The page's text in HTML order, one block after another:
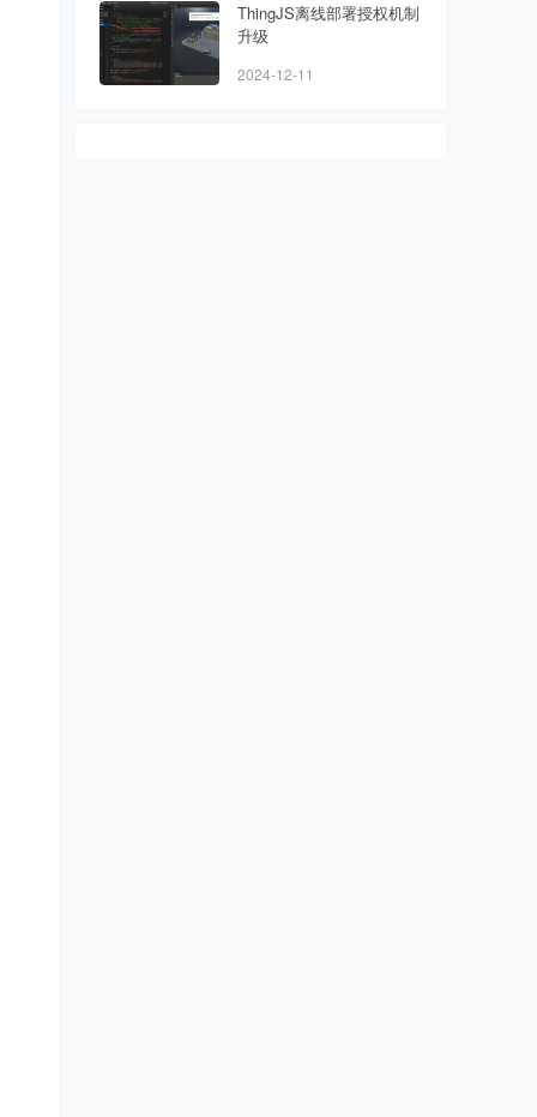
ThingJS离线部署授权机制
升级
2024-12-11